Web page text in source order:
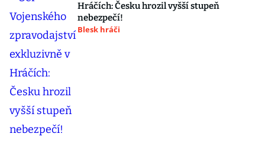
Hráčích: Česku hrozil vyšší stupeň
nebezpečí!
Blesk hráči